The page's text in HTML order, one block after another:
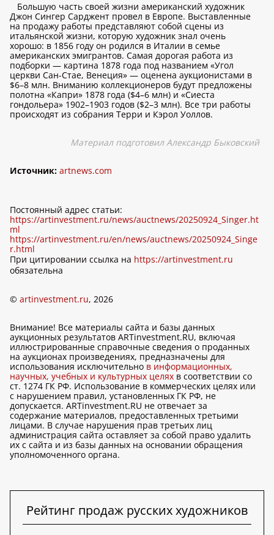
Большую часть своей жизни американский художник
Джон Сингер Сарджент провел в Европе. Выставленные
на продажу работы представляют собой сцены из
итальянской жизни, которую художник знал очень
хорошо: в 1856 году он родился в Италии в семье
американских эмигрантов. Самая дорогая работа из
подборки — картина 1878 года под названием «Угол
церкви Сан-Стае, Венеция» — оценена аукционистами в
$6–8 млн. Вниманию коллекционеров будут предложены
полотна «Капри» 1878 года ($4–6 млн) и «Сиеста
гондольера» 1902–1903 годов ($2–3 млн). Все три работы
происходят из собрания Терри и Кэрол Уоллов.
Материал подготовил Александр Быковский
Источник: artnews.com
Постоянный адрес статьи:
https://artinvestment.ru/news/auctnews/20250924_Singer.ht
ml
https://artinvestment.ru/en/news/auctnews/20250924_Singe
r.html
При цитировании ссылка на https://artinvestment.ru
обязательна
© artinvestment.ru, 2026
Внимание! Все материалы сайта и базы данных
аукционных результатов ARTinvestment.RU, включая
иллюстрированные справочные сведения о проданных
на аукционах произведениях, предназначены для
использования исключительно в информационных,
научных, учебных и культурных целях в соответствии со
ст. 1274 ГК РФ. Использование в коммерческих целях или
с нарушением правил, установленных ГК РФ, не
допускается. ARTinvestment.RU не отвечает за
содержание материалов, предоставленных третьими
лицами. В случае нарушения прав третьих лиц
администрация сайта оставляет за собой право удалить
их с сайта и из базы данных на основании обращения
уполномоченного органа.
Рейтинг продаж русских художников